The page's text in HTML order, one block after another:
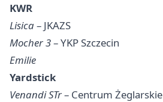
KWR
Lisica– JKAZS
Mocher 3– YKP Szczecin
Emilie
Yardstick
Venandi STr– Centrum Żeglarskie